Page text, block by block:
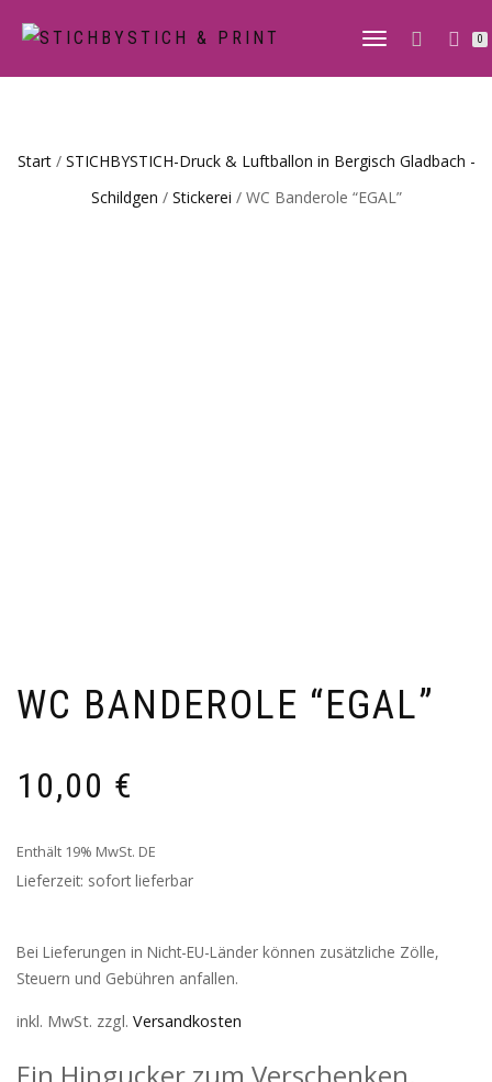
NAVIGATION0
Start/ STICHBYSTICH-Druck & Luftballon in Bergisch Gladbach -
Schildgen / Stickerei / WC Banderole “EGAL”
WC BANDEROLE “EGAL”
10,00 €
Enthält 19% MwSt. DE
Lieferzeit: sofort lieferbar
Bei Lieferungen in Nicht-EU-Länder können zusätzliche Zölle,
Steuern und Gebühren anfallen.
inkl. MwSt. zzgl. Versandkosten
Ein Hingucker zum Verschenken.